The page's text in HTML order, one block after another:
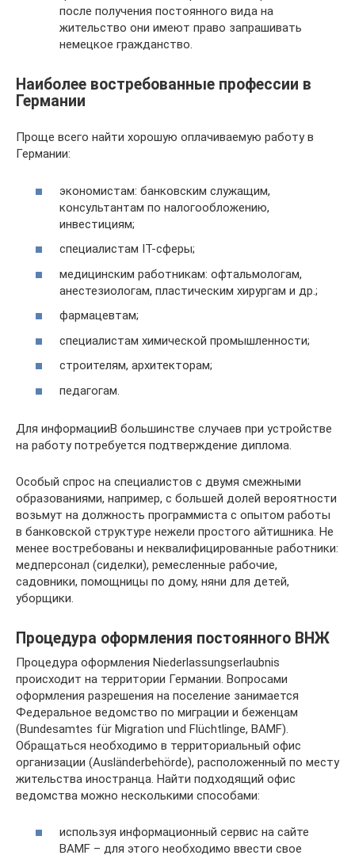
после получения постоянного вида на
жительство они имеют право запрашивать
немецкое гражданство.
Наиболее востребованные профессии в
Германии
Проще всего найти хорошую оплачиваемую работу в
Германии:
экономистам: банковским служащим,
консультантам по налогообложению,
инвестициям;
специалистам IT-сферы;
медицинским работникам: офтальмологам,
анестезиологам, пластическим хирургам и др.;
фармацевтам;
специалистам химической промышленности;
строителям, архитекторам;
педагогам.
Для информацииВ большинстве случаев при устройстве
на работу потребуется подтверждение диплома.
Особый спрос на специалистов с двумя смежными
образованиями, например, с большей долей вероятности
возьмут на должность программиста с опытом работы
в банковской структуре нежели простого айтишника. Не
менее востребованы и неквалифицированные работники:
медперсонал (сиделки), ремесленные рабочие,
садовники, помощницы по дому, няни для детей,
уборщики.
Процедура оформления постоянного ВНЖ
Процедура оформления Niederlassungserlaubnis
происходит на территории Германии. Вопросами
оформления разрешения на поселение занимается
Федеральное ведомство по миграции и беженцам
(Bundesamtes für Migration und Flüchtlinge, BAMF).
Обращаться необходимо в территориальный офис
организации (Ausländerbehörde), расположенный по месту
жительства иностранца. Найти подходящий офис
ведомства можно несколькими способами:
используя информационный сервис на сайте
BAMF – для этого необходимо ввести свое